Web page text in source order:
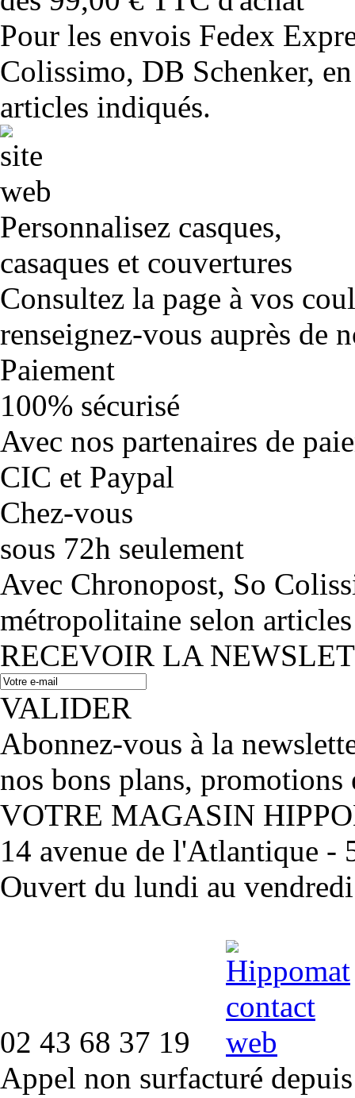
Pour les envois Fedex
Colissimo, DB Schenker,
articles indiqués.
Personnalisez casques,
casaques et couvertures
Consultez la page à vos
renseignez-vous auprès de
Paiement
100% sécurisé
Avec nos partenaires de
CIC et Paypal
Chez-vous
sous 72h seulement
Avec Chronopost, So
métropolitaine selon
RECEVOIR LA
VALIDER
Abonnez-vous à la
nos bons plans, promotions
VOTRE MAGASIN
14 avenue de l'Atlantique -
Ouvert du lundi au
02 43 68 37 19
Appel non surfacturé